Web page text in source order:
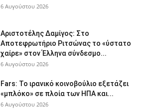
6 Αυγούστου 2026
Αριστοτέλης Δαμίγος: Στο
Αποτεφρωτήριο Ριτσώνας το «ύστατο
χαίρε» στον Έλληνα σύνδεσμο...
6 Αυγούστου 2026
Fars: Το ιρανικό κοινοβούλιο εξετάζει
«μπλόκο» σε πλοία των ΗΠΑ και...
6 Αυγούστου 2026